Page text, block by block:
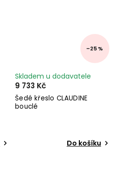
–25 %
Šedé křeslo CLAUDINE
bouclé
Skladem u dodavatele
9 733 Kč
Do košíku